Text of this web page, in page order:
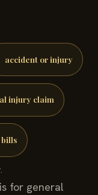
accident or injury
injury claim
for general